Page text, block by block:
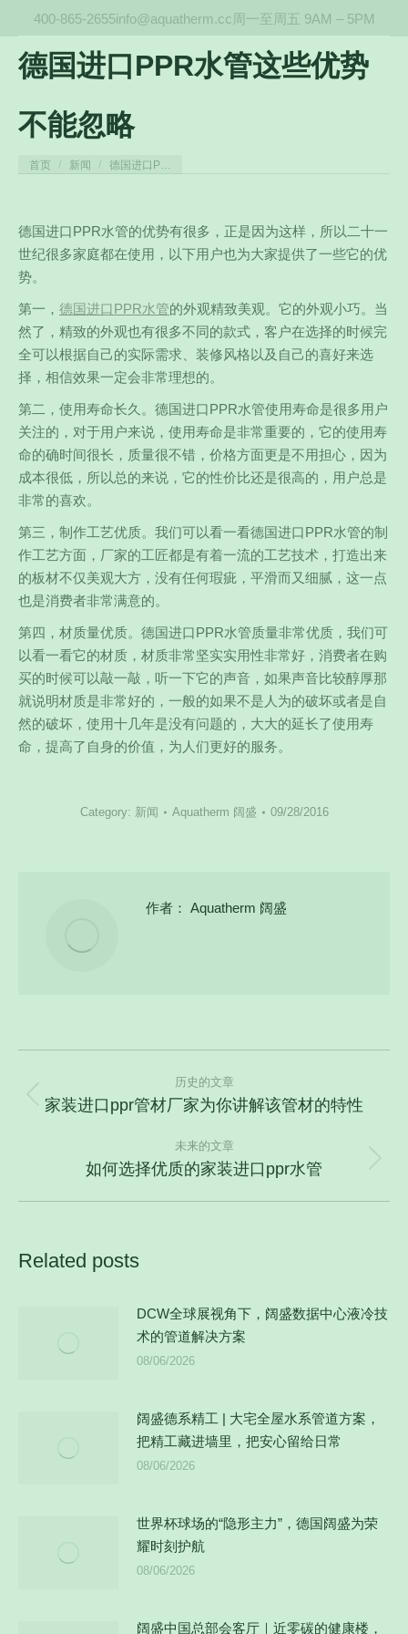
400-865-2655info@aquatherm.cc 周一至周五 9AM – 5PM
德国进口PPR水管这些优势
不能忽略
您在这里：
首页 新闻 德国进口P…
德国进口PPR水管的优势有很多，正是因为这样，所以二十一
世纪很多家庭都在使用，以下用户也为大家提供了一些它的优
势。
第一， 德国进口PPR水管的外观精致美观。它的外观小巧。当
然了，精致的外观也有很多不同的款式，客户在选择的时候完
全可以根据自己的实际需求、装修风格以及自己的喜好来选
择，相信效果一定会非常理想的。
第二，使用寿命长久。德国进口PPR水管使用寿命是很多用户
关注的，对于用户来说，使用寿命是非常重要的，它的使用寿
命的确时间很长，质量很不错，价格方面更是不用担心，因为
成本很低，所以总的来说，它的性价比还是很高的，用户总是
非常的喜欢。
第三，制作工艺优质。我们可以看一看德国进口PPR水管的制
作工艺方面，厂家的工匠都是有着一流的工艺技术，打造出来
的板材不仅美观大方，没有任何瑕疵，平滑而又细腻，这一点
也是消费者非常满意的。
第四，材质量优质。德国进口PPR水管质量非常优质，我们可
以看一看它的材质，材质非常坚实实用性非常好，消费者在购
买的时候可以敲一敲，听一下它的声音，如果声音比较醇厚那
就说明材质是非常好的，一般的如果不是人为的破坏或者是自
然的破坏，使用十几年是没有问题的，大大的延长了使用寿
命，提高了自身的价值，为人们更好的服务。
Category: 新闻 Aquatherm 阔盛 09/28/2016
作者： Aquatherm 阔盛
历史的文章
历
的
文
家装进口ppr管材厂家为你讲解该管材的特性
未来的文章
未
如何选择优质的家装进口ppr水管
Related posts
DCW全球展视角下，阔盛数据中心液冷技
术的管道解决方案
08/06/2026
阔盛德系精工 | 大宅全屋水系管道方案，
把精工藏进墙里，把安心留给日常
08/06/2026
世界杯球场的“隐形主力”，德国阔盛为荣
耀时刻护航
08/06/2026
阔盛中国总部会客厅｜近零碳的健康楼，